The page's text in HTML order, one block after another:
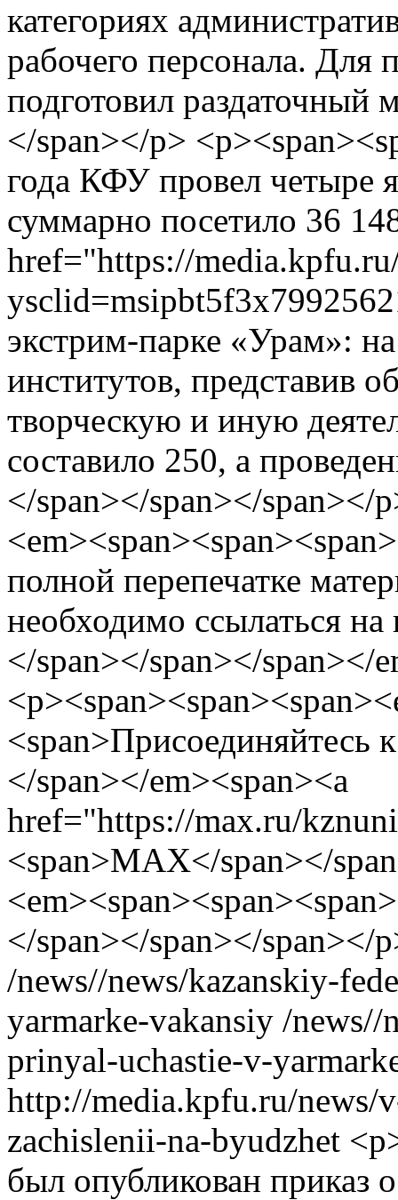
категориях
рабочего персонала. Для
подготовил раздаточный
</span></p>
года КФУ провел четыре
суммарно посетило 36
href="https://
экстрим-парке «Урам»:
институтов, представив
творческую и иную
составило 250, а
</span></span></span></
полной перепечатке
необходимо ссылаться
</span></span></span></
<span>Присоединяйтесь
</span></em><span><a
href="https://max.ru/
<span>MAX</span></
</span></span></span></
/news//news/kazanskiy-
yarmarke-vakansiy /news//
prinyal-uchastie-v-
http://media.kpfu.ru/
zachislenii-na-byudzhet
был опубликован приказ